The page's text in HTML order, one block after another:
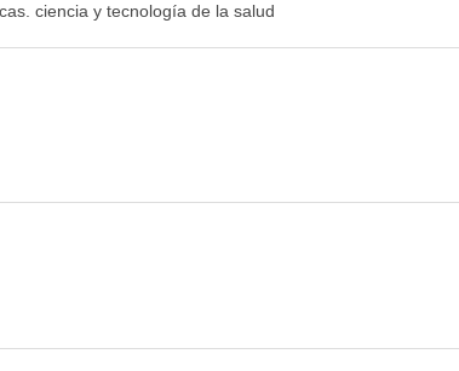
ciencia y tecnología de la salud